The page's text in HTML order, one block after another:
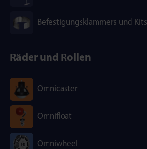
Befestigungsklammers und Kits
Räder und Rollen
Omnicaster
Omnifloat
Omniwheel